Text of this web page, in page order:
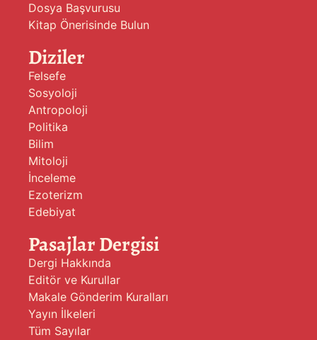
Dosya Başvurusu
Kitap Önerisinde Bulun
Diziler
Felsefe
Sosyoloji
Antropoloji
Politika
Bilim
Mitoloji
İnceleme
Ezoterizm
Edebiyat
Pasajlar Dergisi
Dergi Hakkında
Editör ve Kurullar
Makale Gönderim Kuralları
Yayın İlkeleri
Tüm Sayılar